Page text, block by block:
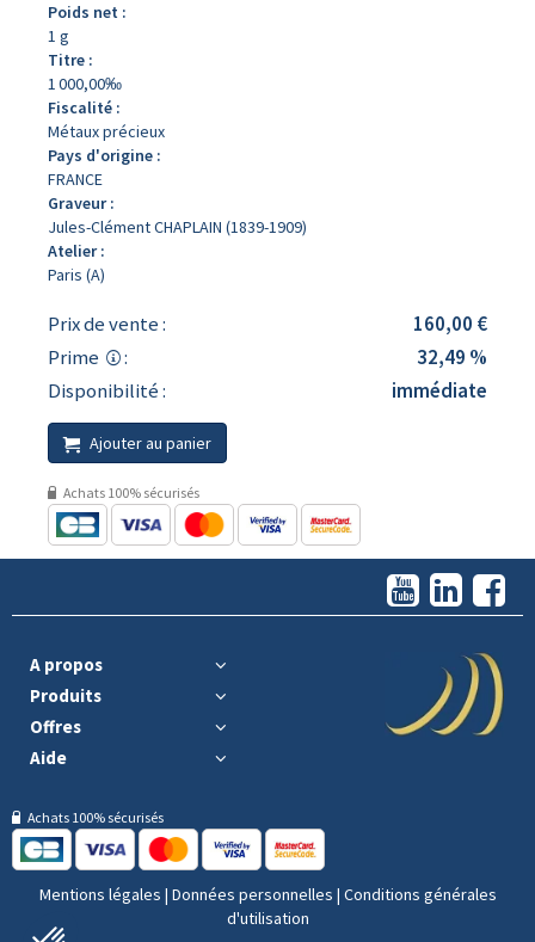
Poids net :
1 g
Titre :
1 000,00‰
Fiscalité :
Métaux précieux
Pays d'origine :
FRANCE
Graveur :
Jules-Clément CHAPLAIN (1839-1909)
Atelier :
Paris (A)
Prix de vente :
160,00 €
Prime
:
32,49 %
Disponibilité :
immédiate
Ajouter au panier
Achats 100% sécurisés
A propos
Produits
Offres
Aide
Achats 100% sécurisés
Mentions légales | Données personnelles | Conditions générales
d'utilisation